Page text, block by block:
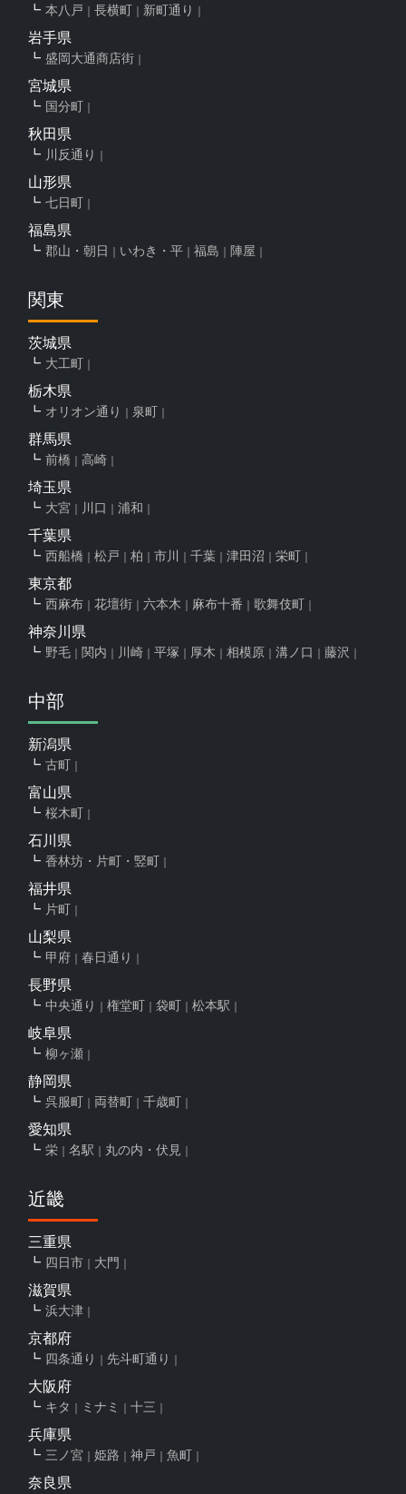
本八戸 長横町 新町通り
岩手県
盛岡大通商店街
宮城県
国分町
秋田県
川反通り
山形県
七日町
福島県
郡山・朝日 いわき・平 福島 陣屋
関東
茨城県
大工町
栃木県
オリオン通り 泉町
群馬県
前橋 高崎
埼玉県
大宮 川口 浦和
千葉県
西船橋 松戸 柏 市川 千葉 津田沼 栄町
東京都
西麻布 花壇街 六本木 麻布十番 歌舞伎町
神奈川県
野毛 関内 川崎 平塚 厚木 相模原 溝ノ口 藤沢
中部
新潟県
古町
富山県
桜木町
石川県
香林坊・片町・竪町
福井県
片町
山梨県
甲府 春日通り
長野県
中央通り 権堂町 袋町 松本駅
岐阜県
柳ヶ瀬
静岡県
呉服町 両替町 千歳町
愛知県
栄 名駅 丸の内・伏見
近畿
三重県
四日市 大門
滋賀県
浜大津
京都府
四条通り 先斗町通り
大阪府
キタ ミナミ 十三
兵庫県
三ノ宮 姫路 神戸 魚町
奈良県